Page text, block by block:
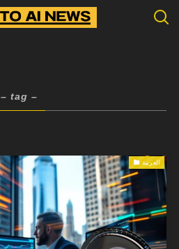
– tag –
العربية